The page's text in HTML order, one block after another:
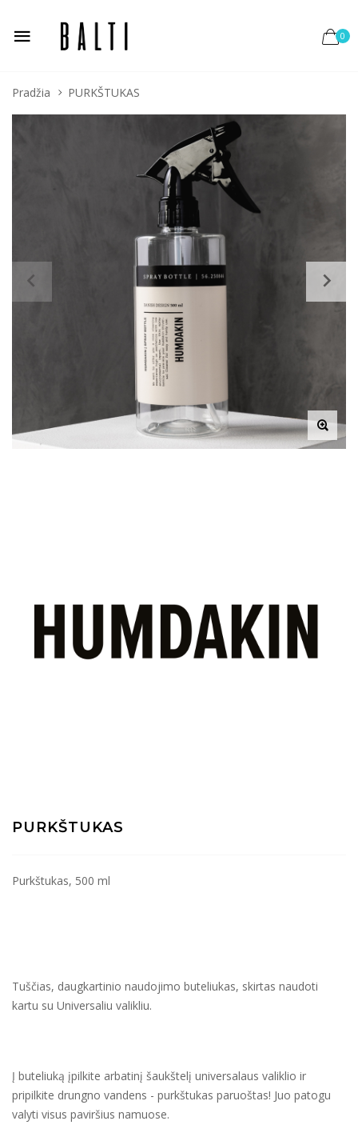
0
Pradžia PURKŠTUKAS
PURKŠTUKAS
Purkštukas, 500 ml
Tuščias, daugkartinio naudojimo buteliukas, skirtas naudoti
kartu su Universaliu valikliu.
Į buteliuką įpilkite arbatinį šaukštelį universalaus valiklio ir
pripilkite drungno vandens - purkštukas paruoštas! Juo patogu
valyti visus paviršius namuose.